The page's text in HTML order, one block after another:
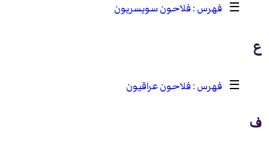
☰
فلاحون سويسريون
ع
☰ فلاحون عراقيون
ف